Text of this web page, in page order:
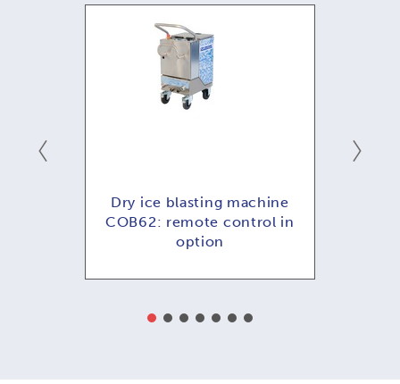
Dry ice blasting machine
COB62: remote control in
option